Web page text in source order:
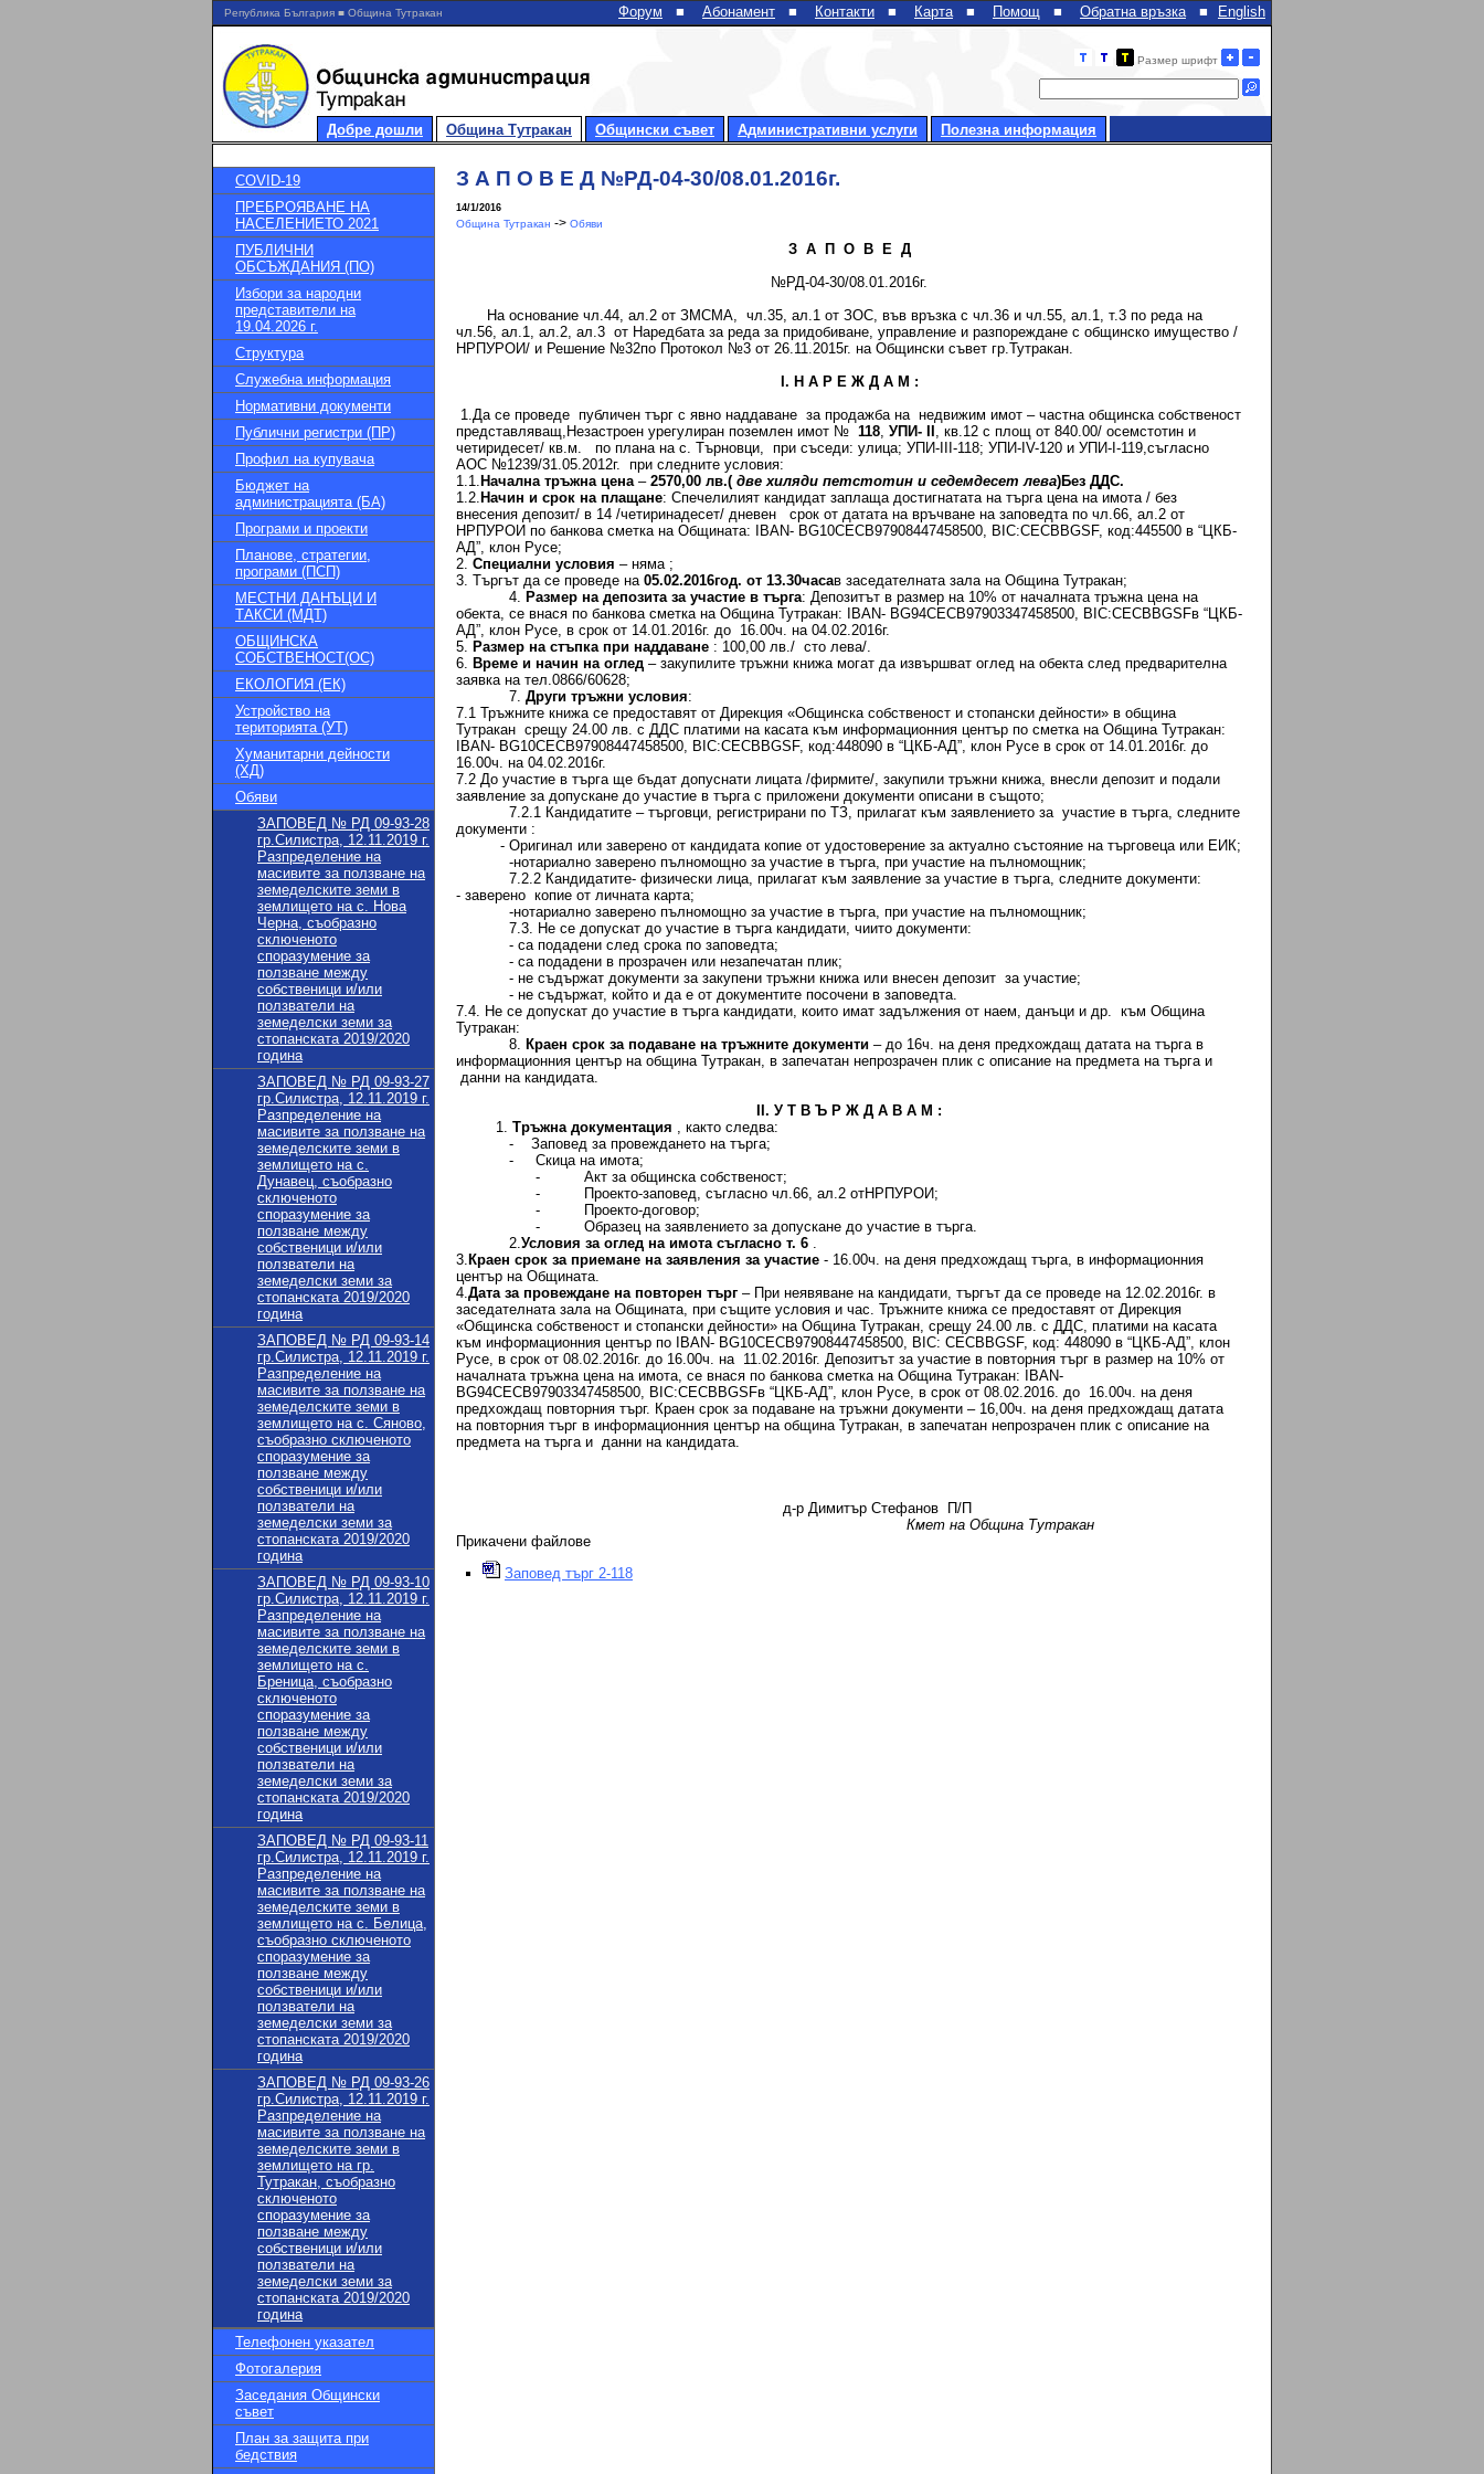
Република България ■ Община Тутракан English
Форум ■ Абонамент ■ Контакти ■ Карта ■ Помощ ■ Обратна връзка ■
Размер шрифт
Добре дошли Община Тутракан Общински съвет Административни услуги Полезна информация
COVID-19
ПРЕБРОЯВАНЕ НА
НАСЕЛЕНИЕТО 2021
ПУБЛИЧНИ
ОБСЪЖДАНИЯ (ПО)
Избори за народни
представители на
19.04.2026 г.
Структура
Служебна информация
Нормативни документи
Публични регистри (ПР)
Профил на купувача
Бюджет на
администрацията (БА)
Програми и проекти
Планове, стратегии,
програми (ПСП)
МЕСТНИ ДАНЪЦИ И
ТАКСИ (МДТ)
ОБЩИНСКА
СОБСТВЕНОСТ(ОС)
ЕКОЛОГИЯ (ЕК)
Устройство на
територията (УТ)
Хуманитарни дейности
(ХД)
Обяви
ЗАПОВЕД № РД 09-93-28
гр.Силистра, 12.11.2019 г.
Разпределение на
масивите за ползване на
земеделските земи в
землището на с. Нова
Черна, съобразно
сключеното
споразумение за
ползване между
собственици и/или
ползватели на
земеделски земи за
стопанската 2019/2020
година
ЗАПОВЕД № РД 09-93-27
гр.Силистра, 12.11.2019 г.
Разпределение на
масивите за ползване на
земеделските земи в
землището на с.
Дунавец, съобразно
сключеното
споразумение за
ползване между
собственици и/или
ползватели на
земеделски земи за
стопанската 2019/2020
година
ЗАПОВЕД № РД 09-93-14
гр.Силистра, 12.11.2019 г.
Разпределение на
масивите за ползване на
земеделските земи в
землището на с. Сяново,
съобразно сключеното
споразумение за
ползване между
собственици и/или
ползватели на
земеделски земи за
стопанската 2019/2020
година
ЗАПОВЕД № РД 09-93-10
гр.Силистра, 12.11.2019 г.
Разпределение на
масивите за ползване на
земеделските земи в
землището на с.
Бреница, съобразно
сключеното
споразумение за
ползване между
собственици и/или
ползватели на
земеделски земи за
стопанската 2019/2020
година
ЗАПОВЕД № РД 09-93-11
гр.Силистра, 12.11.2019 г.
Разпределение на
масивите за ползване на
земеделските земи в
землището на с. Белица,
съобразно сключеното
споразумение за
ползване между
собственици и/или
ползватели на
земеделски земи за
стопанската 2019/2020
година
ЗАПОВЕД № РД 09-93-26
гр.Силистра, 12.11.2019 г.
Разпределение на
масивите за ползване на
земеделските земи в
землището на гр.
Тутракан, съобразно
сключеното
споразумение за
ползване между
собственици и/или
ползватели на
земеделски земи за
стопанската 2019/2020
година
Телефонен указател
Фотогалерия
Заседания Общински
съвет
План за защита при
бедствия
З А П О В Е Д №РД-04-30/08.01.2016г.
14/1/2016
Община Тутракан -> Обяви
З А П О В Е Д
№РД-04-30/08.01.2016г.
На основание чл.44, ал.2 от ЗМСМА, чл.35, ал.1 от ЗОС, във връзка с чл.36 и чл.55, ал.1, т.3 по реда на
чл.56, ал.1, ал.2, ал.3 от Наредбата за реда за придобиване, управление и разпореждане с общинско имущество /
НРПУРОИ/ и Решение №32по Протокол №3 от 26.11.2015г. на Общински съвет гр.Тутракан.
І. Н А Р Е Ж Д А М :
1.Да се проведе публичен търг с явно наддаване за продажба на недвижим имот – частна общинска собственост
представляващ,Незастроен урегулиран поземлен имот № 118, УПИ-
, кв.12 с площ от 840.00/ осемстотин и
четиридесет/ кв.м. по плана на с. Търновци, при съседи: улица; УПИ-III-118; УПИ-IV-120 и УПИ-I-119,съгласно
АОС №1239/31.05.2012г. при следните условия:
1.1. Начална тръжна цена– 2570,00 лв.( две хиляди петстотин и седемдесет лева)Без ДДС.
1.2. Начин и срок на плащане: Спечелилият кандидат заплаща достигнатата на търга цена на имота / без
внесения депозит/ в 14 /четиринадесет/ дневен срок от датата на връчване на заповедта по чл.66, ал.2 от
НРПУРОИ по банкова сметка на Общината: IBAN- BG10СЕСB97908447458500, BIC:CECBBGSF, код:445500 в “ЦКБ-
АД”, клон Русе;
2. Специални условия – няма ;
3. Търгът да се проведе на 05.02.2016год. от 13.30часав заседателната зала на Община Тутракан;
4. Размер на депозита за участие в търга: Депозитът в размер на 10% от началната тръжна цена на
обекта, се внася по банкова сметка на Община Тутракан: IBAN- BG94СЕСB97903347458500, BIC:CECBBGSFв “ЦКБ-
АД”, клон Русе, в срок от 14.01.2016г. до 16.00ч. на 04.02.2016г.
5. Размер на стъпка при наддаване : 100,00 лв./ сто лева/.
6. Време и начин на оглед – закупилите тръжни книжа могат да извършват оглед на обекта след предварителна
заявка на тел.0866/60628;
7. Други тръжни условия:
7.1 Тръжните книжа се предоставят от Дирекция «Общинска собственост и стопански дейности» в община
Тутракан срещу 24.00 лв. с ДДС платими на касата към информационния център по сметка на Община Тутракан:
IBAN- BG10СЕСB97908447458500, BIC:CECBBGSF, код:448090 в “ЦКБ-АД”, клон Русе в срок от 14.01.2016г. до
16.00ч. на 04.02.2016г.
7.2 До участие в търга ще бъдат допуснати лицата /фирмите/, закупили тръжни книжа, внесли депозит и подали
заявление за допускане до участие в търга с приложени документи описани в същото;
7.2.1 Кандидатите – търговци, регистрирани по ТЗ, прилагат към заявлението за участие в търга, следните
документи :
- Оригинал или заверено от кандидата копие от удостоверение за актуално състояние на търговеца или ЕИК;
-нотариално заверено пълномощно за участие в търга, при участие на пълномощник;
7.2.2 Кандидатите- физически лица, прилагат към заявление за участие в търга, следните документи:
- заверено копие от личната карта;
-нотариално заверено пълномощно за участие в търга, при участие на пълномощник;
7.3. Не се допускат до участие в търга кандидати, чиито документи:
- са подадени след срока по заповедта;
- са подадени в прозрачен или незапечатан плик;
- не съдържат документи за закупени тръжни книжа или внесен депозит за участие;
- не съдържат, който и да е от документите посочени в заповедта.
7.4. Не се допускат до участие в търга кандидати, които имат задължения от наем, данъци и др. към Община
Тутракан:
8. Краен срок за подаване на тръжните документи – до 16ч. на деня предхождащ датата на търга в
информационния център на община Тутракан, в запечатан непрозрачен плик с описание на предмета на търга и
данни на кандидата.
ІІ. У Т В Ъ Р Ж Д А В А М :
1. Тръжна документация , както следва:
- Заповед за провеждането на търга;
- Скица на имота;
- Акт за общинска собственост;
- Проекто-заповед, съгласно чл.66, ал.2 отНРПУРОИ;
- Проекто-договор;
- Образец на заявлението за допускане до участие в търга.
2.Условия за оглед на имота съгласно т. 6 .
3. Краен срок за приемане на заявления за участие - 16.00ч. на деня предхождащ търга, в информационния
център на Общината.
4.Дата за провеждане на повторен търг – При неявяване на кандидати, търгът да се проведе на 12.02.2016г. в
заседателната зала на Общината, при същите условия и час. Тръжните книжа се предоставят от Дирекция
«Общинска собственост и стопански дейности» на Община Тутракан, срещу 24.00 лв. с ДДС, платими на касата
към информационния център по IBAN- BG10СЕСB97908447458500, BIC: CECBBGSF, код: 448090 в “ЦКБ-АД”, клон
Русе, в срок от 08.02.2016г. до 16.00ч. на 11.02.2016г. Депозитът за участие в повторния търг в размер на 10% от
началната тръжна цена на имота, се внася по банкова сметка на Община Тутракан: IBAN-
BG94СЕСB97903347458500, BIC:CECBBGSFв “ЦКБ-АД”, клон Русе, в срок от 08.02.2016. до 16.00ч. на деня
предхождащ повторния търг. Краен срок за подаване на тръжни документи – 16,00ч. на деня предхождащ датата
на повторния търг в информационния център на община Тутракан, в запечатан непрозрачен плик с описание на
предмета на търга и данни на кандидата.
д-р Димитър Стефанов П/П
Кмет на Община Тутракан
Прикачени файлове
Заповед търг 2-118